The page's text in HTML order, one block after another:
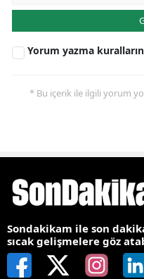
Yorum yazma
* Bu içerik ile ilgili yorum
Sondakikam ile son
sıcak gelişmelere göz